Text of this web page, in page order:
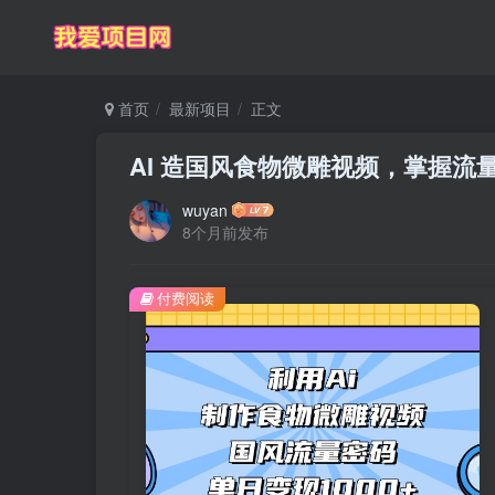
首页 最新项目 正文
AI 造国风食物微雕视频，掌握流
wuyan
8个月前发布
付费阅读